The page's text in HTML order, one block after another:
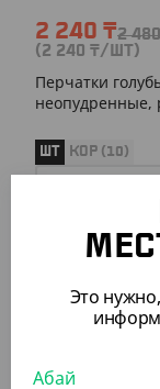
2 240 ₸2
(2 240 ₸/ШТ)
Перчатки
неопудренные,
ШТ КОР (10)
АРТ. 5100967
Это
Абай